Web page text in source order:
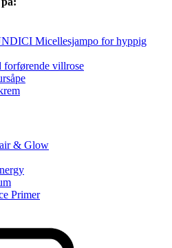
Micellesjampo for hyppig
forførende villrose
& Glow
Primer